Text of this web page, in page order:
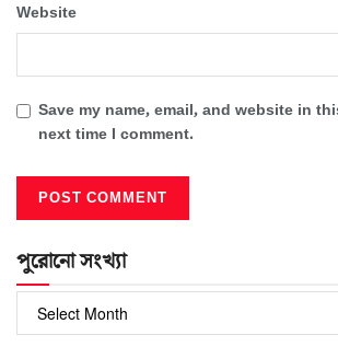
Website
Save my name, email, and website in
next time I comment.
পুরোনো সংখ্যা
সংখ্যা